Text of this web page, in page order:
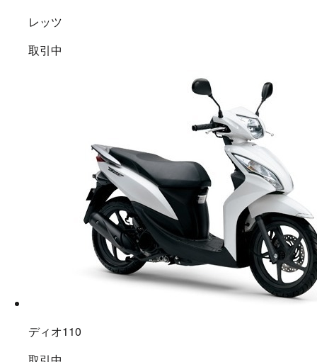
レッツ
取引中
ディオ110